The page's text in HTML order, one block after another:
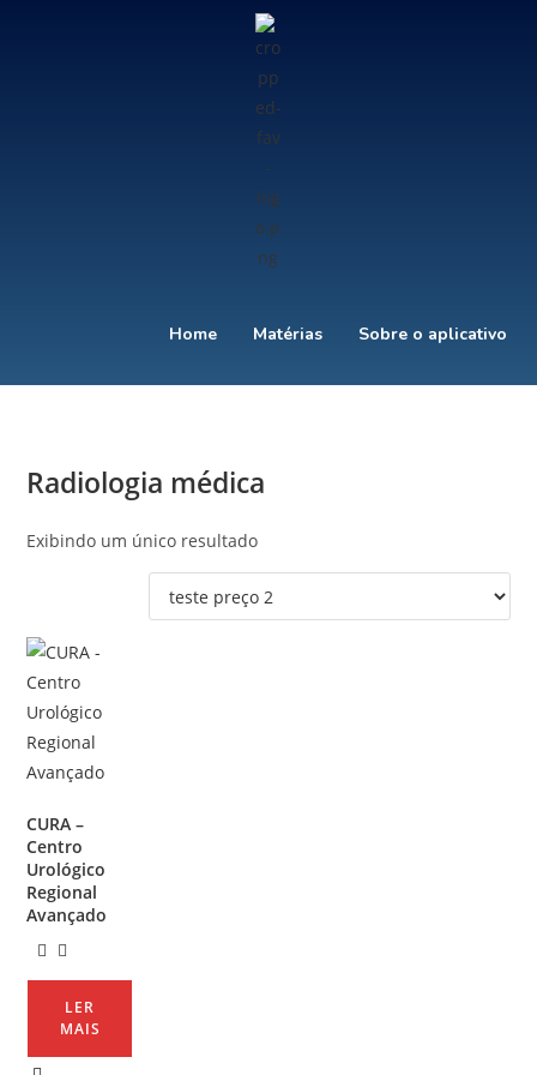
Home Matérias Sobre o aplicativo
Radiologia médica
Exibindo um único resultado
CURA –
Centro
Urológico
Regional
Avançado
LER
MAIS